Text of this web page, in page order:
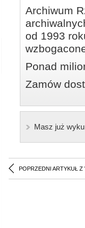
Archiwum
od 1993
Ponad
Zamów
Masz już
POPRZEDNI ARTYKUŁ Z